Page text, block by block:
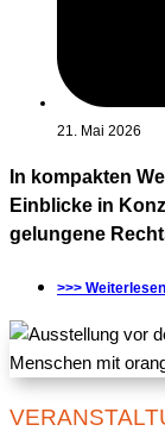
21. Mai 2026
In kompakten
Einblicke in
gelungene
>>> Weiterlesen